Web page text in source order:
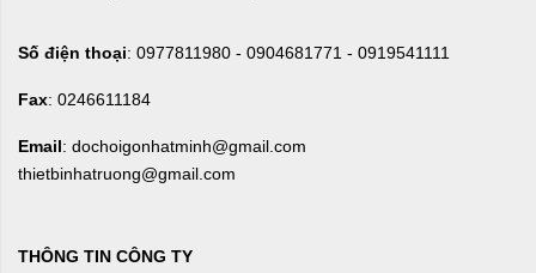
Số điện thoại: 0977811980 - 0904681771 - 0919541111
Fax: 0246611184
Email: dochoigonhatminh@gmail.com
thietbinhatruong@gmail.com
THÔNG TIN CÔNG TY